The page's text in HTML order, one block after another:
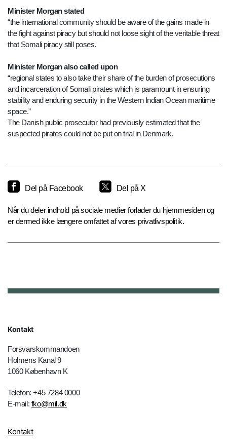
Minister Morgan stated
“the international community should be aware of the gains made in
the fight against piracy but should not loose sight of the veritable threat
that Somali piracy still poses.
Minister Morgan also called upon
“regional states to also take their share of the burden of prosecutions
and incarceration of Somali pirates which is paramount in ensuring
stability and enduring security in the Western Indian Ocean maritime
space.”
The Danish public prosecutor had previously estimated that the
suspected pirates could not be put on trial in Denmark.
Del på Facebook Del på X
Når du deler indhold på sociale medier forlader du hjemmesiden og
er dermed ikke længere omfattet af vores privatlivspolitik.
Kontakt
Forsvarskommandoen
Holmens Kanal 9
1060 København K
Telefon: +45 7284 0000
E-mail: fko@mil.dk
Kontakt